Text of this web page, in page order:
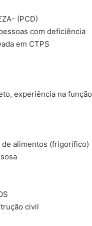
(PCD)
com deficiência
em CTPS
experiência na
alimentos (frigorífico)
civil